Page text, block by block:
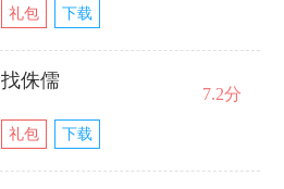
礼包 下载
找侏儒
礼包 下载
7.2分